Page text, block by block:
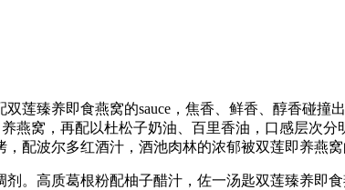
莲臻养即食燕窝的sauce，焦香、鲜香、醇香碰
燕窝，再配以杜松子奶油、百里香油，口感层次
配波尔多红酒汁，酒池肉林的浓郁被双莲即养燕
。高质葛根粉配柚子醋汁，佐一汤匙双莲臻养即